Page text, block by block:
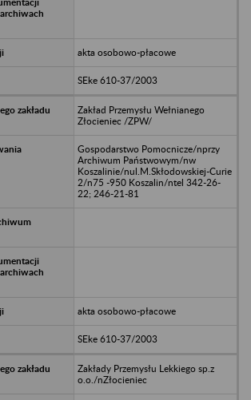
akta osobowo-płacowe
SEke 610-37/2003
Zakład Przemysłu Wełnianego
Złocieniec /ZPW/
Gospodarstwo Pomocnicze/nprzy
Archiwum Państwowym/nw
Koszalinie/nul.M.Skłodowskiej-Curie
2/n75 -950 Koszalin/ntel 342-26-
22; 246-21-81
akta osobowo-płacowe
SEke 610-37/2003
Zakłady Przemysłu Lekkiego sp.z
o.o./nZłocieniec